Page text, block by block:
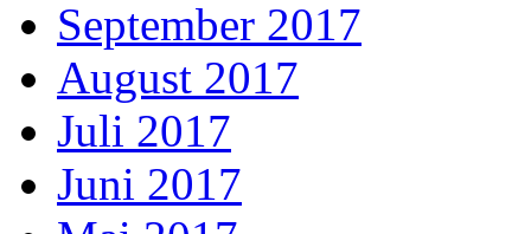
September 2017
August 2017
Juli 2017
Juni 2017